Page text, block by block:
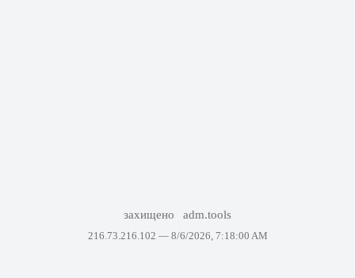
захищено adm.tools
216.73.216.102 — 8/6/2026, 7:18:00 AM